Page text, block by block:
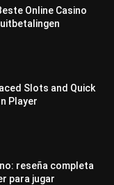
Online Casino
Slots and Quick
Player
reseña completa
para jugar